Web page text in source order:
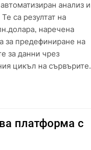
анализ и
са резултат на
наречена
за предефиниране на
за данни чрез
цикъл на сървърите.
платформа с